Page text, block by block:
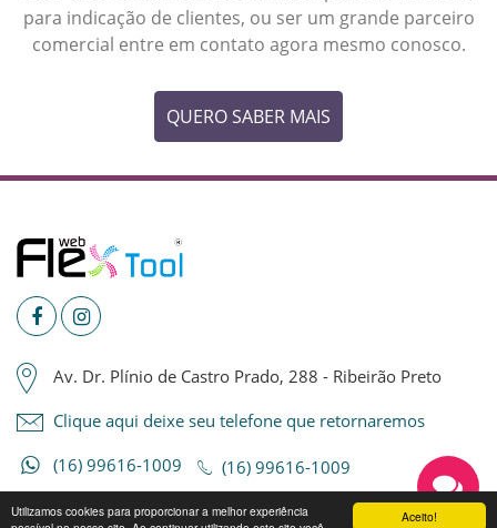
Aceito!
Utilizamos cookies para proporcionar a melhor experiência
para indicação de clientes, ou ser um grande parceiro
comercial entre em contato agora mesmo conosco.
QUERO SABER MAIS
Av. Dr. Plínio de Castro Prado, 288 - Ribeirão Preto
Clique aqui deixe seu telefone que retornaremos
(16) 99616-1009
(16) 99616-1009
Tabela De Cores